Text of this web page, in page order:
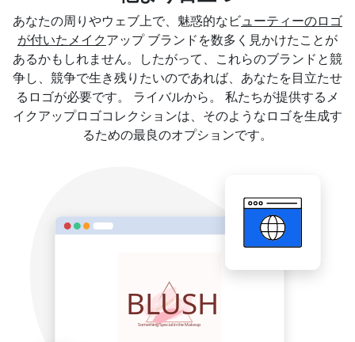
あなたの周りやウェブ上で、魅惑的なビ ューティーのロゴ
が付いたメイク アップ ブランドを数多く見かけたことが
あるかもしれません。したがって、これらのブランドと競
争し、競争で生き残りたいのであれば、あなたを目立たせ
るロゴが必要です。 ライバルから。 私たちが提供するメ
イクアップロゴコレクションは、そのようなロゴを生成す
るための最良のオプションです。